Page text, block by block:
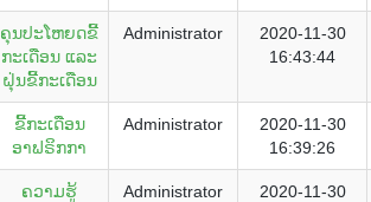
ຄຸນປະໂຫຍດຂີ້
ກະເດືອນ ແລະ
ຝຸ່ນຂີ້ກະເດືອນ
Administrator
2020-11-30
16:43:44
ຂີ້ກະເດືອນ
ອາຟຣິກກາ
Administrator
2020-11-30
16:39:26
ຄວາມຮູ້
Administrator
2020-11-30